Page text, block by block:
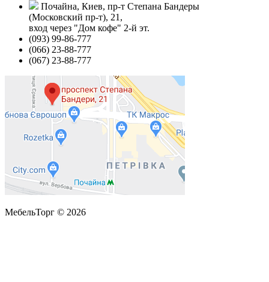
Почайна, Киев, пр-т Степана Бандеры
(Московский пр-т), 21,
вход через "Дом кофе" 2-й эт.
(093) 99-86-777
(066) 23-88-777
(067) 23-88-777
МебельТорг © 2026